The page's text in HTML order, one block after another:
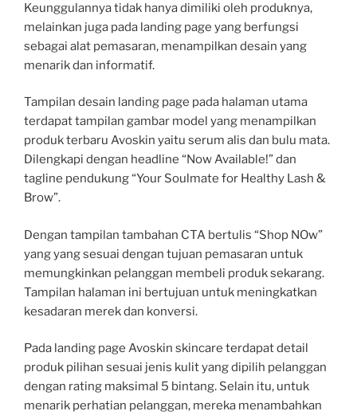
Keunggulannya tidak hanya dimiliki oleh produknya,
melainkan juga pada landing page yang berfungsi
sebagai alat pemasaran, menampilkan desain yang
menarik dan informatif.
Tampilan desain landing page pada halaman utama
terdapat tampilan gambar model yang menampilkan
produk terbaru Avoskin yaitu serum alis dan bulu mata.
Dilengkapi dengan headline “Now Available!” dan
tagline pendukung “Your Soulmate for Healthy Lash &
Brow”.
Dengan tampilan tambahan CTA bertulis “Shop NOw”
yang yang sesuai dengan tujuan pemasaran untuk
memungkinkan pelanggan membeli produk sekarang.
Tampilan halaman ini bertujuan untuk meningkatkan
kesadaran merek dan konversi.
Pada landing page Avoskin skincare terdapat detail
produk pilihan sesuai jenis kulit yang dipilih pelanggan
dengan rating maksimal 5 bintang. Selain itu, untuk
menarik perhatian pelanggan, mereka menambahkan